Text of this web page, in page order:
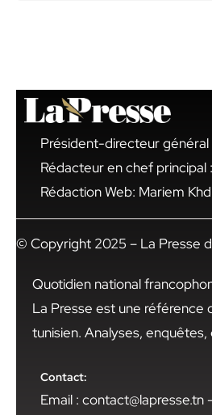
Président-directeur général
Rédacteur en chef principal
Rédaction Web: Mariem
© Copyright 2025 – La Presse
Quotidien national
La Presse est une référence
tunisien. Analyses,
Contact:
Email : contact@lapresse.tn